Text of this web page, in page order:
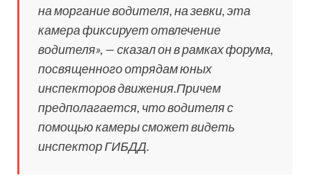
на моргание водителя, на зевки, эта
камера фиксирует отвлечение
водителя», — сказал он в рамках форума,
посвященного отрядам юных
инспекторов движения.Причем
предполагается, что водителя с
помощью камеры сможет видеть
инспектор ГИБДД.